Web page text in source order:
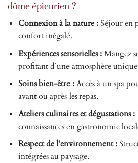
dôme épicurien ?
Connexion à la nature :Séjour en
confort inégalé.
Expériences sensorielles :Mangez
profitant d’une atmosphère
Soins bien-être :Accès à un spa
avant ou après les repas.
Ateliers culinaires et dégustations :
connaissances en gastronomie
Respect de l’environnement :
intégrées au paysage.